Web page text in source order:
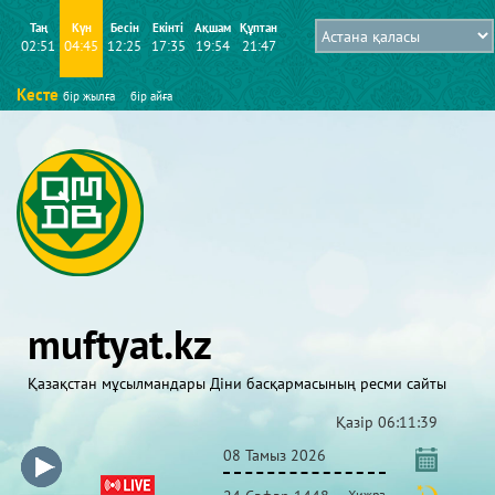
Таң
02:51
Күн
04:45
Бесін
12:25
Екінті
17:35
Ақшам
19:54
Құптан
21:47
Кесте бір жылға бір айға
muftyat.kz
Қазақстан мұсылмандары Діни басқармасының ресми сайты
Қазір 06:11:39
08 Тамыз 2026